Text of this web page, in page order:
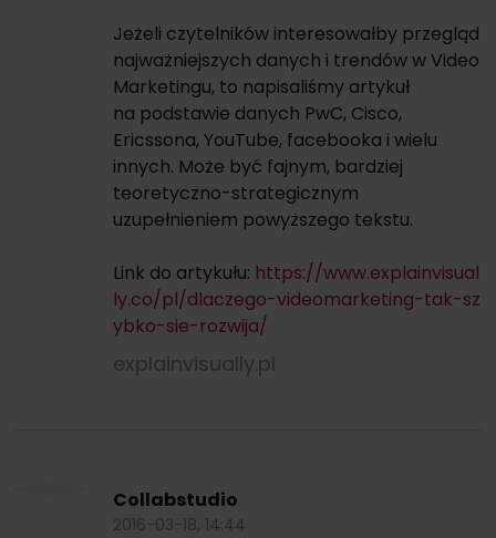
Jeżeli czytelników interesowałby przegląd
najważniejszych danych i trendów w Video
Marketingu, to napisaliśmy artykuł
na podstawie danych PwC, Cisco,
Ericssona, YouTube, facebooka i wielu
innych. Może być fajnym, bardziej
teoretyczno-strategicznym
uzupełnieniem powyższego tekstu.
Link do artykułu: https://www.explainvisual
ly.co/pl/dlaczego-videomarketing-tak-sz
ybko-sie-rozwija/
explainvisually.pl
Collabstudio
2016-03-18, 14:44